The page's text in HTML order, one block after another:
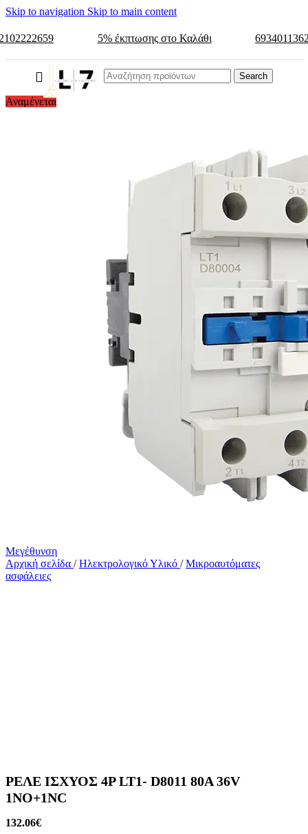
Skip to navigation Skip to main content
5% έκπτωσης στο Καλάθι
Search
Αναμένεται
Μεγέθυνση
Αρχική σελίδα / Ηλεκτρολογικό Υλικό / Μικροαυτόματες
ασφάλειες
ΡΕΛΕ ΙΣΧΥΟΣ 4P LT1- D8011 80A 36V
1NO+1NC
132.06€